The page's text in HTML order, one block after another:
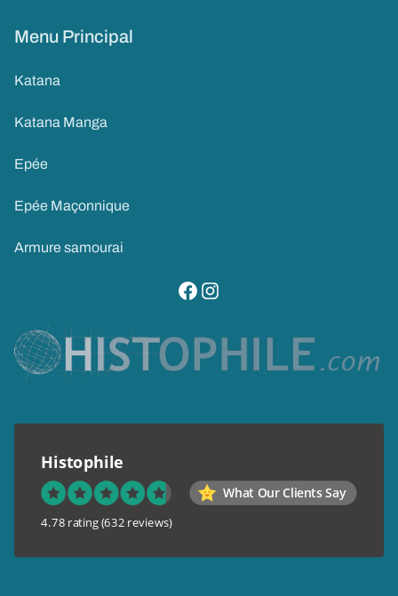
Menu Principal
Katana
Katana Manga
Epée
Epée Maçonnique
Armure samourai
visitez notre page facebook
suivez notre compte instagram
Histophile
What Our Clients Say
4.78 rating (632 reviews)